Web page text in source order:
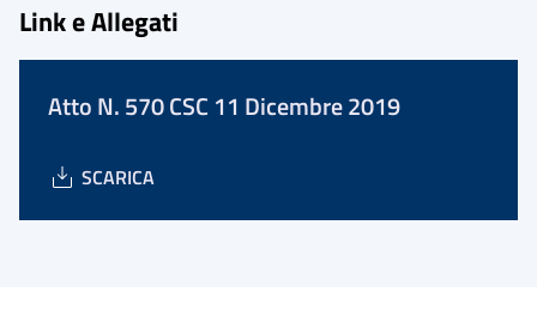
Link e Allegati
Atto N. 570 CSC 11 Dicembre 2019
SCARICA